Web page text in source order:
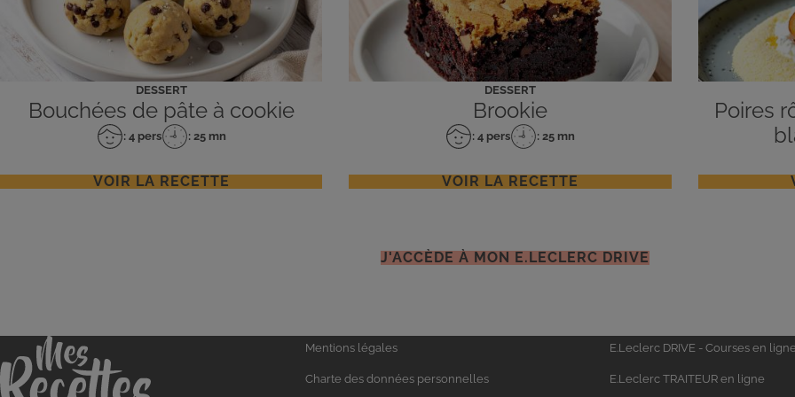
DESSERT
Bouchées de pâte à cookie
Nombre
personnes
: 4 pers
Temps
préparation
: 25 mn
VOIR LA RECETTE
DESSERT
Brookie
Nombre
personnes
: 4 pers
Temps
préparation
: 25 mn
VOIR LA RECETTE
Poires
J'ACCÈDE À MON E.LECLERC DRIVE
Accueil
Liens
utiles
Mentions légales
Charte des données personnelles
Univers
Leclerc
E.Leclerc DRIVE - Courses en ligne
E.Leclerc TRAITEUR en ligne